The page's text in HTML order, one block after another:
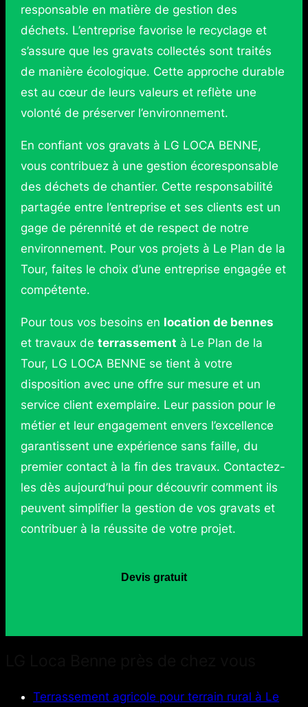
responsable en matière de gestion des
déchets. L’entreprise favorise le recyclage et
s’assure que les gravats collectés sont traités
de manière écologique. Cette approche durable
est au cœur de leurs valeurs et reflète une
volonté de préserver l’environnement.
En confiant vos gravats à LG LOCA BENNE,
vous contribuez à une gestion écoresponsable
des déchets de chantier. Cette responsabilité
partagée entre l’entreprise et ses clients est un
gage de pérennité et de respect de notre
environnement. Pour vos projets à Le Plan de la
Tour, faites le choix d’une entreprise engagée et
compétente.
Pour tous vos besoins en location de bennes
et travaux de terrassement à Le Plan de la
Tour, LG LOCA BENNE se tient à votre
disposition avec une offre sur mesure et un
service client exemplaire. Leur passion pour le
métier et leur engagement envers l’excellence
garantissent une expérience sans faille, du
premier contact à la fin des travaux. Contactez-
les dès aujourd’hui pour découvrir comment ils
peuvent simplifier la gestion de vos gravats et
contribuer à la réussite de votre projet.
Devis gratuit
Terrassement agricole pour terrain rural à Le